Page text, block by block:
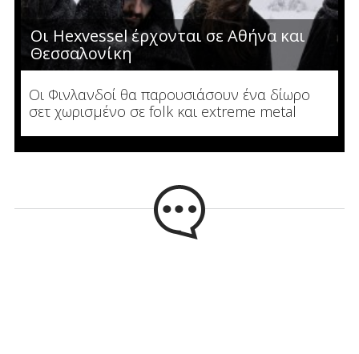
Οι Hexvessel έρχονται σε Αθήνα και
Θεσσαλονίκη
Οι Φινλανδοί θα παρουσιάσουν ένα δίωρο
σετ χωρισμένο σε folk και extreme metal